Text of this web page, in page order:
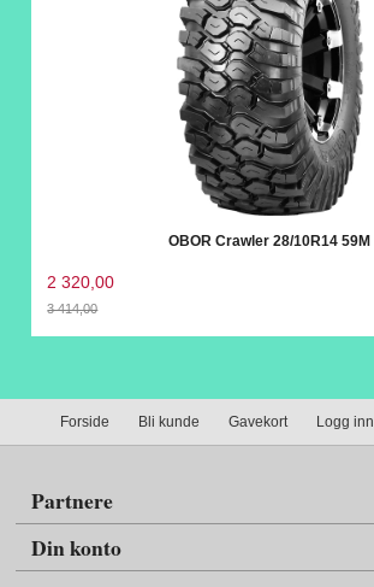
OBOR Crawler 28/10R14 59M
2 320,00
3 414,00
Forside Bli kunde Gavekort Logg inn
Partnere
Din konto